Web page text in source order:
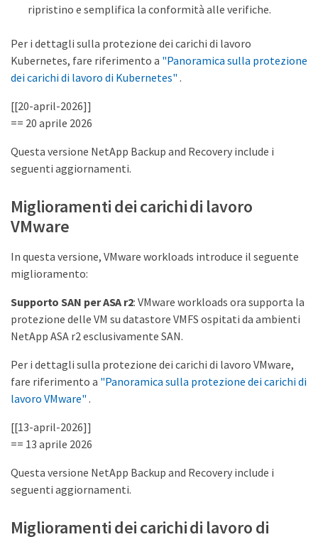
ripristino e semplifica la conformità alle verifiche.
Per i dettagli sulla protezione dei carichi di lavoro
Kubernetes, fare riferimento a "Panoramica sulla protezione
dei carichi di lavoro di Kubernetes" .
[[20-april-2026]]
== 20 aprile 2026
Questa versione NetApp Backup and Recovery include i
seguenti aggiornamenti.
Miglioramenti dei carichi di lavoro
VMware
In questa versione, VMware workloads introduce il seguente
miglioramento:
Supporto SAN per ASA r2: VMware workloads ora supporta la
protezione delle VM su datastore VMFS ospitati da ambienti
NetApp ASA r2 esclusivamente SAN.
Per i dettagli sulla protezione dei carichi di lavoro VMware,
fare riferimento a "Panoramica sulla protezione dei carichi di
lavoro VMware" .
[[13-april-2026]]
== 13 aprile 2026
Questa versione NetApp Backup and Recovery include i
seguenti aggiornamenti.
Miglioramenti dei carichi di lavoro di